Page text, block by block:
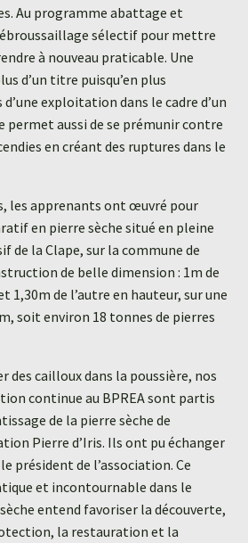
Au programme abattage et
sélectif pour mettre
à nouveau praticable. Une
d’un titre puisqu’en plus
exploitation dans le cadre d’un
permet aussi de se prémunir contre
en créant des ruptures dans le
les apprenants ont œuvré pour
en pierre sèche situé en pleine
de la Clape, sur la commune de
de belle dimension : 1m de
1,30m de l’autre en hauteur, sur une
soit environ 18 tonnes de pierres
des cailloux dans la poussière, nos
continue au BPREA sont partis
de la pierre sèche de
Pierre d’Iris. Ils ont pu échanger
président de l’association. Ce
et incontournable dans le
entend favoriser la découverte,
la restauration et la